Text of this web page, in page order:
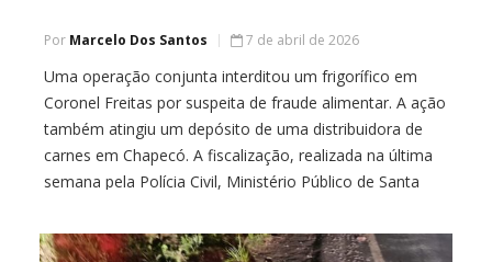
Por Marcelo Dos Santos 7 de abril de 2026
Uma operação conjunta interditou um frigorífico em
Coronel Freitas por suspeita de fraude alimentar. A ação
também atingiu um depósito de uma distribuidora de
carnes em Chapecó. A fiscalização, realizada na última
semana pela Polícia Civil, Ministério Público de Santa
denúncias de irregularidades na produção e